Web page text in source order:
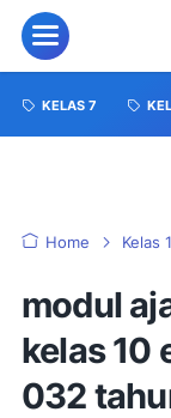
KELAS 7
Home Kelas
modul
kelas 10
032